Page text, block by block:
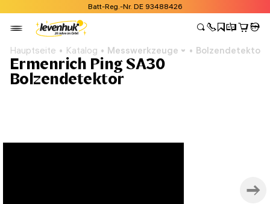
Batt-Reg.-Nr. DE 93488426
Hauptseite Katalog Messwerkzeuge
Ermenrich Ping SA30
Bolzendetektor